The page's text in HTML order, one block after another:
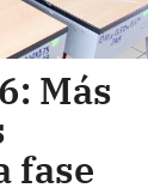
Más
fase